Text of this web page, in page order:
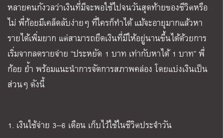
หลายคนกังวลว่าเงินที่มีจะพอใช้ไปจนวันสุดท้ายของชีวิตหรือ
ไม่ พี่ก้อยมีเคล็ดลับง่ายๆ ที่ใครก็ทำได้ แม้จะอายุมากแล้วหา
รายได้เพิ่มยาก แต่สามารถยืดเงินที่มีให้อยู่นานขึ้นได้ด้วยการ
เริ่มจากลดรายจ่าย “ประหยัด 1 บาท เท่ากับหาได้ 1 บาท” พี่
ก้อย ย้ำ พร้อมแนะนำการจัดการสภาพคล่อง โดยแบ่งเงินเป็น
ส่วนๆ ดังนี้
1. เงินใช้จ่าย 3–6 เดือน เก็บไว้ใช้ในชีวิตประจำวัน